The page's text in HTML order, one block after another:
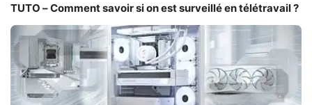
TUTO – Comment savoir si on est surveillé en télétravail ?